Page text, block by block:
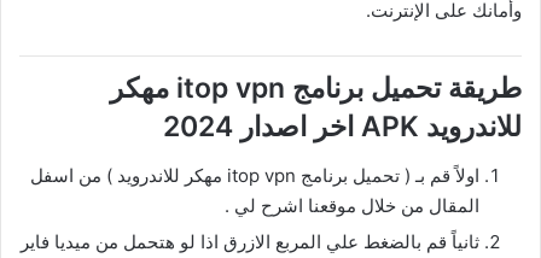
وأمانك على الإنترنت.
طريقة تحميل برنامج itop vpn مهكر
للاندرويد APK اخر اصدار 2024
اولاً قم بـ ( تحميل برنامج itop vpn مهكر للاندرويد ) من اسفل
المقال من خلال موقعنا اشرح لي .
ثانياً قم بالضغط علي المربع الازرق اذا لو هتحمل من ميديا فاير